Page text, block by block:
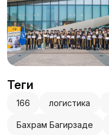
Теги
166 логистика
Бахрам Багирзаде